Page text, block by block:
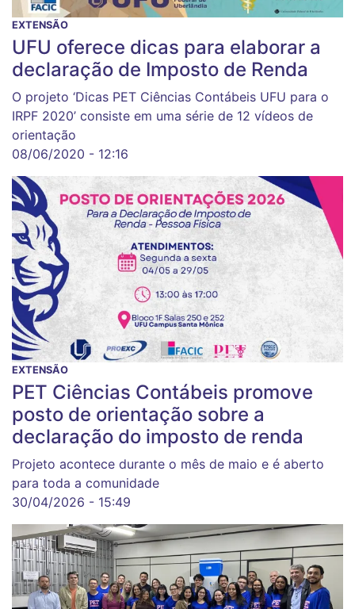
EXTENSÃO
UFU oferece dicas para elaborar a
declaração de Imposto de Renda
O projeto ‘Dicas PET Ciências Contábeis UFU para o
IRPF 2020’ consiste em uma série de 12 vídeos de
orientação
08/06/2020 - 12:16
EXTENSÃO
PET Ciências Contábeis promove
posto de orientação sobre a
declaração do imposto de renda
Projeto acontece durante o mês de maio e é aberto
para toda a comunidade
30/04/2026 - 15:49